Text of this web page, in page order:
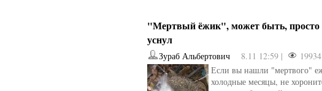
"Мертвый ёжик", может быть, просто
уснул
Зураб Альбертович 8.11 12:59 |
19934
Если вы нашли "мертвого"
холодные месяцы, не